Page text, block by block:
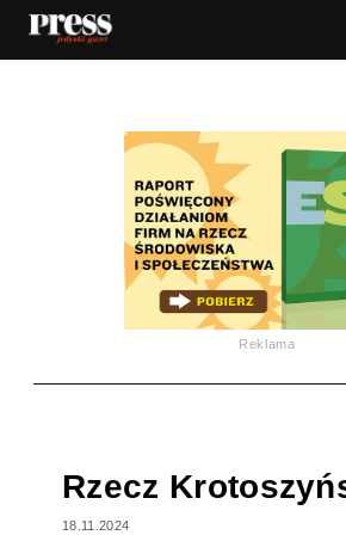
Reklama
Rzecz
18.11.2024